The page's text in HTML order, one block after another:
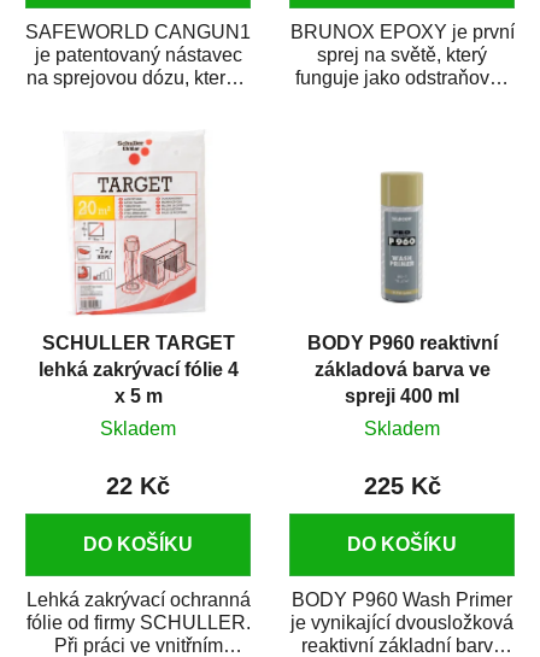
SAFEWORLD CANGUN1
je patentovaný nástavec
na sprejovou dózu, který ji
BRUNOX EPOXY je první
sprej na světě, který
funguje jako odstraňovač
SCHULLER TARGET
lehká zakrývací fólie 4
x 5 m
Skladem
22 Kč
DO KOŠÍKU
Lehká zakrývací ochranná
fólie od firmy SCHULLER.
Při práci ve vnitřním
BODY P960 reaktivní
základová barva ve
spreji 400 ml
Skladem
225 Kč
DO KOŠÍKU
BODY P960 Wash Primer
je vynikající dvousložková
reaktivní základní barva